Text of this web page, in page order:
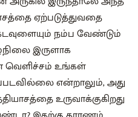
ஏற்படுத்துவதை
நம்ப வேண்டும்
இருளாக
வெளிச்சம் உங்கள்‌
என்றாலும், அது
உருவாக்குகிறது